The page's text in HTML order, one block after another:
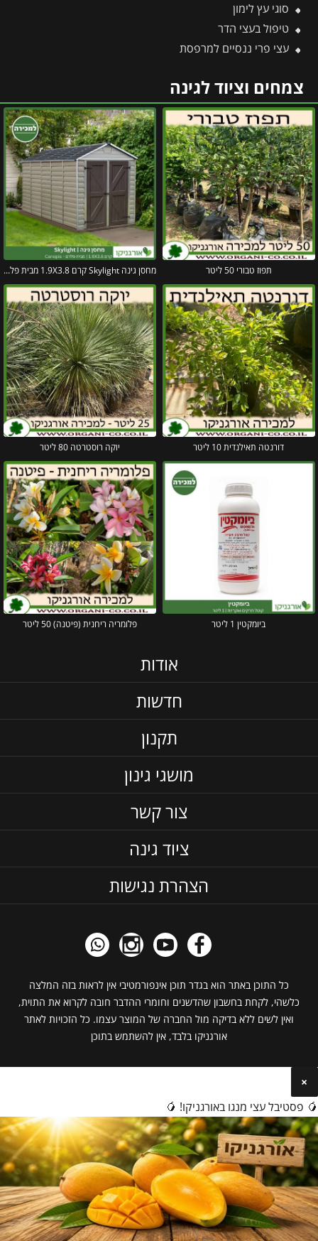
סוגי עץ לימון
טיפול בעצי הדר
עצי פרי ננסיים למרפסת
צמחים וציוד לגינה
תפוז טבורי 50 ליטר מחסן גינה Skylight קרם 1.9X3.8 מבית פלרם – קנופיה
דורנטה תאילנדית 10 ליטר יוקה רוסטרטה 80 ליטר
ביומקטין 1 ליטר פלומריה ריחנית (פיטנה) 50 ליטר
אודות
חדשות
תקנון
מושגי גינון
צור קשר
ציוד גינה
הצהרת נגישות
כל התוכן באתר הוא בגדר תוכן אינפורמטיבי אין לראות בזה המלצה
כלשהי, לקחת בחשבון שהדשנים וחומרי ההדבר חובה לקרוא את התוית,
ואין לשים ללא בדיקה מול החברה של המוצר עצמו. כל הזכויות לאתר
אורגניקו בלבד, אין להשתמש בתוכן
×
🥭 פסטיבל עצי מנגו באורגניקו! 🥭